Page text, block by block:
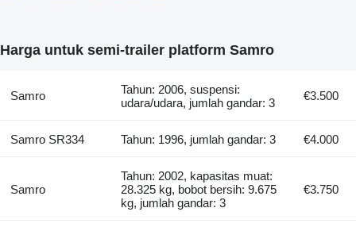
Harga untuk semi-trailer platform Samro
Samro
Tahun: 2006, suspensi:
udara/udara, jumlah gandar: 3
€3.500
Samro SR334 Tahun: 1996, jumlah gandar: 3 €4.000
Samro
Tahun: 2002, kapasitas muat:
28.325 kg, bobot bersih: 9.675
kg, jumlah gandar: 3
€3.750